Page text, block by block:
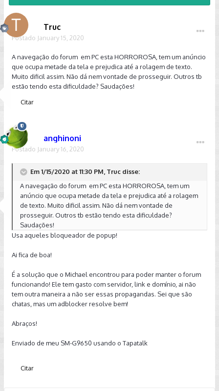
Truc
Postado January 15, 2020
A navegação do forum em PC esta HORROROSA, tem um anúncio
que ocupa metade da tela e prejudica até a rolagem de texto.
Muito dificil assim. Não dá nem vontade de prosseguir. Outros tb
estão tendo esta dificuldade? Saudações!
Citar
anghinoni
Postado January 16, 2020
Em 1/15/2020 at 11:30 PM, Truc disse:
A navegação do forum em PC esta HORROROSA, tem um
anúncio que ocupa metade da tela e prejudica até a rolagem
de texto. Muito dificil assim. Não dá nem vontade de
prosseguir. Outros tb estão tendo esta dificuldade?
Saudações!
Usa aqueles bloqueador de popup!
Ai fica de boa!
É a solução que o Michael encontrou para poder manter o forum
funcionando! Ele tem gasto com servidor, link e domínio, ai não
tem outra maneira a não ser essas propagandas. Sei que são
chatas, mas um adblocker resolve bem!
Abraços!
Enviado de meu SM-G9650 usando o Tapatalk
Citar